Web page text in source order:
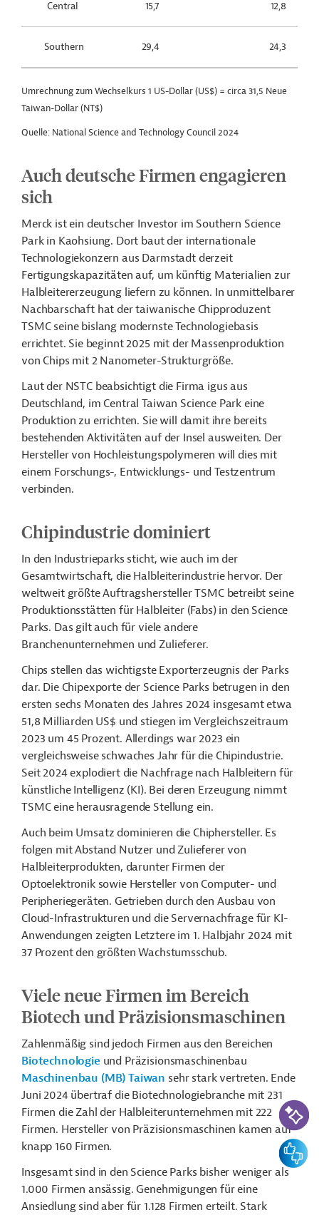
Central 15,7 12,8
Southern 29,4 24,3
Umrechnung zum Wechselkurs 1 US-Dollar (US$) = circa 31,5 Neue
Taiwan-Dollar (NT$)
Quelle: National Science and Technology Council 2024
Auch deutsche Firmen engagieren
sich
Merck ist ein deutscher Investor im Southern Science
Park in Kaohsiung. Dort baut der internationale
Technologiekonzern aus Darmstadt derzeit
Fertigungskapazitäten auf, um künftig Materialien zur
Halbleitererzeugung liefern zu können. In unmittelbarer
Nachbarschaft hat dertaiwanische Chipproduzent
TSMCseine bislang modernste Technologiebasis
errichtet. Sie beginnt 2025 mit der Massenproduktion
von Chips mit 2 Nanometer-Strukturgröße.
Laut der NSTC beabsichtigt die Firma igus aus
Deutschland, im Central Taiwan Science Park eine
Produktion zu errichten. Sie will damit ihre bereits
bestehenden Aktivitäten auf der Insel ausweiten. Der
Hersteller von Hochleistungspolymeren will dies mit
einem Forschungs-, Entwicklungs- und Testzentrum
verbinden.
Chipindustrie dominiert
In den Industrieparks sticht, wie auch im der
Gesamtwirtschaft, die Halbleiterindustrie hervor. Der
weltweit größte Auftragshersteller TSMC betreibt seine
Produktionsstätten für Halbleiter (Fabs) in den Science
Parks. Das gilt auch für viele andere
Branchenunternehmen und Zulieferer.
Chips stellen das wichtigste Exporterzeugnis der Parks
dar. Die Chipexporte der Science Parks betrugen in den
ersten sechs Monaten des Jahres 2024 insgesamt etwa
51,8 Milliarden US$ und stiegen im Vergleichszeitraum
2023 um 45 Prozent. Allerdings war 2023 ein
vergleichsweise schwaches Jahr für die Chipindustrie.
Seit 2024 explodiert die Nachfrage nach Halbleitern für
künstliche Intelligenz (KI). Bei deren Erzeugung nimmt
TSMC eine herausragende Stellung ein.
Auch beim Umsatz dominieren die Chiphersteller. Es
folgen mit Abstand Nutzer und Zulieferer von
Halbleiterprodukten, darunter Firmen der
Optoelektronik sowie Hersteller von Computer- und
Peripheriegeräten. Getrieben durch den Ausbau von
Cloud-Infrastrukturen und die Servernachfrage für KI-
Anwendungen zeigten Letztere im 1. Halbjahr 2024 mit
37 Prozent den größten Wachstumsschub.
Viele neue Firmen im Bereich
Biotech und Präzisionsmaschinen
Zahlenmäßig sind jedoch Firmen aus den Bereichen
Biotechnologie und Präzisionsmaschinenbau
Maschinenbau (MB) Taiwan sehr stark vertreten. Ende
Juni 2024 übertraf die Biotechnologiebranche mit 231
Firmen die Zahl der Halbleiterunternehmen mit 222
Firmen. Hersteller von Präzisionsmaschinen kamen auf
knapp 160 Firmen.
Insgesamt sind in den Science Parks bisher weniger als
1.000 Firmen ansässig. Genehmigungen für eine
Ansiedlung sind aber für 1.128 Firmen erteilt. Stark
KI-